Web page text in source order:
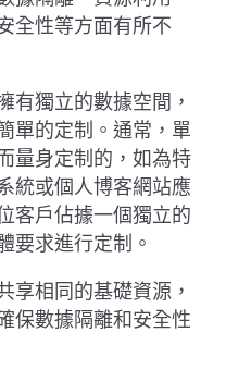
全性等方面有所不
有獨立的數據空間，
單的定制。通常，單
量身定制的，如為特
統或個人博客網站應
客戶佔據一個獨立的
要求進行定制。
享相同的基礎資源，
保數據隔離和安全性